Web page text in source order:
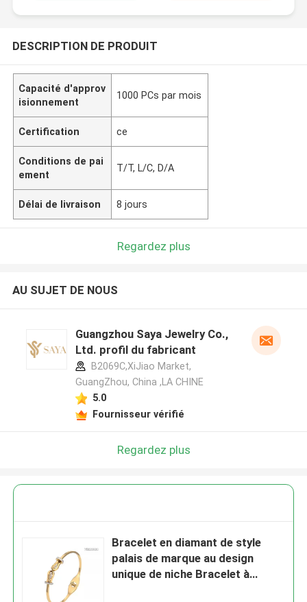
DESCRIPTION DE PRODUIT
Capacité d'approv
isionnement
1000 PCs par mois
Certification ce
Conditions de pai
ement
T/T, L/C, D/A
Délai de livraison 8 jours
Regardez plus
AU SUJET DE NOUS
Guangzhou Saya Jewelry Co.,
Ltd. profil du fabricant
B2069C,XiJiao Market,
GuangZhou, China ,LA CHINE
5.0
Fournisseur vérifié
Regardez plus
Bracelet en diamant de style
palais de marque au design
unique de niche Bracelet à